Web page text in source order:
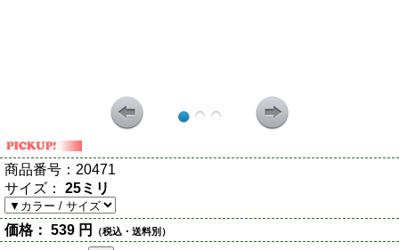
商品番号： 20471
サイズ： 25ミリ
価格： 539 円 （税込・送料別）